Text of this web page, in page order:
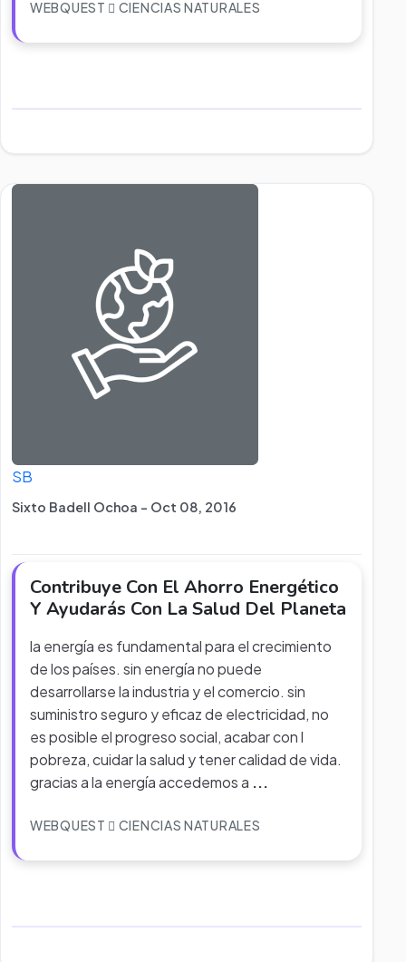
WEBQUEST CIENCIAS NATURALES
SB
Sixto Badell Ochoa - Oct 08, 2016
Contribuye Con El Ahorro Energético
Y Ayudarás Con La Salud Del Planeta
la energía es fundamental para el crecimiento
de los países. sin energía no puede
desarrollarse la industria y el comercio. sin
suministro seguro y eficaz de electricidad, no
es posible el progreso social, acabar con l
pobreza, cuidar la salud y tener calidad de vida.
gracias a la energía accedemos a ...
WEBQUEST CIENCIAS NATURALES